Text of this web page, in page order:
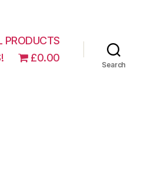
PRODUCTS
£0.00
Search